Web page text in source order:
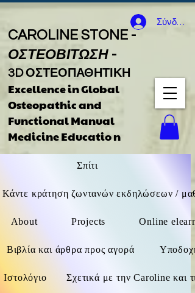
CAROLINE STONE -
ΟΣΤΕΟΒΙΤΩΣΗ -
3D ΟΣΤΕΟΠΑΘΗΤΙΚΗ
Excellence in Global
Osteopathicand
Functional Manual
Medicine Education
Σύνδεση
Σπίτι
Κάντε κράτηση ζωντανών εκδηλώσεων /
About Projects Online
Βιβλία και άρθρα προς αγορά
Ιστολόγιο Σχετικά με την Caroline και